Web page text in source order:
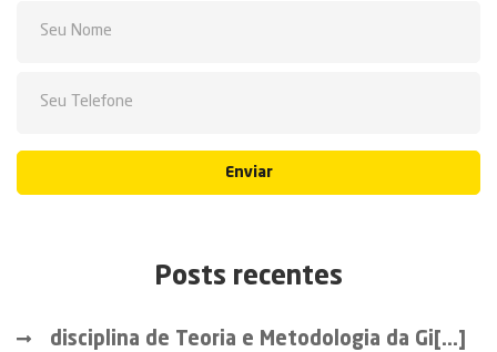
Enviar
Posts recentes
disciplina de Teoria e Metodologia da Gi[...]